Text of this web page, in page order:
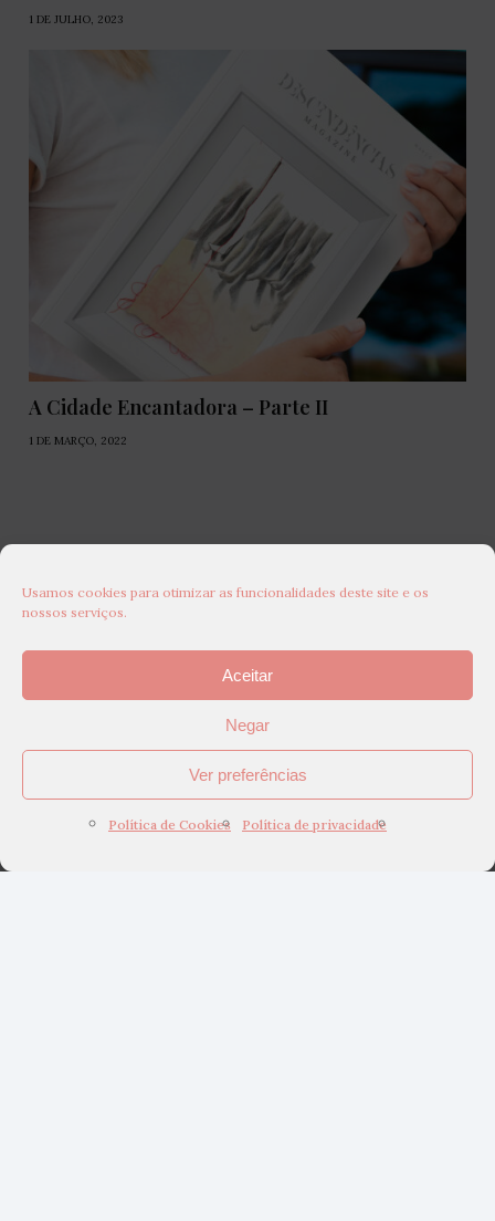
Usamos cookies para otimizar as funcionalidades deste site e os
nossos serviços.
Aceitar
Negar
Ver preferências
Política de Cookies Política de privacidade
1 DE JULHO, 2023
A Cidade Encantadora – Parte II
1 DE MARÇO, 2022